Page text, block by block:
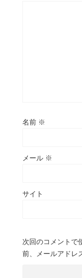
名前 ※
メール ※
サイト
次回のコメントで
前、メールアドレ